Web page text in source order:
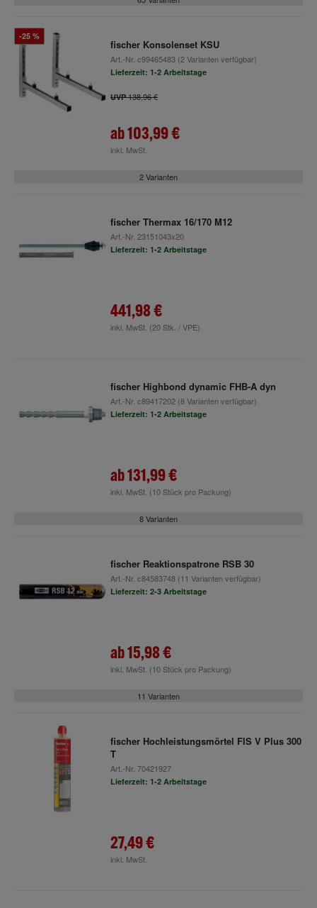
-25 %
fischer Konsolenset KSU
Art.-Nr. c99465483(2 Varianten verfügbar)
Lieferzeit: 1-2 Arbeitstage
UVP138,96 €
ab103,99 €
inkl. MwSt.
2 Varianten
fischer Thermax 16/170 M12
Art.-Nr. 23151043x20
Lieferzeit: 1-2 Arbeitstage
441,98 €
inkl. MwSt. (20 Stk. / VPE)
fischer Highbond dynamic FHB-A dyn
Art.-Nr. c89417202(8 Varianten verfügbar)
Lieferzeit: 1-2 Arbeitstage
ab131,99 €
inkl. MwSt. (10 Stück pro Packung)
8 Varianten
fischer Reaktionspatrone RSB 30
Art.-Nr. c84583748(11 Varianten verfügbar)
Lieferzeit: 2-3 Arbeitstage
ab15,98 €
inkl. MwSt. (10 Stück pro Packung)
11 Varianten
fischer Hochleistungsmörtel FIS V Plus 300
T
Art.-Nr. 70421927
Lieferzeit: 1-2 Arbeitstage
27,49 €
inkl. MwSt.